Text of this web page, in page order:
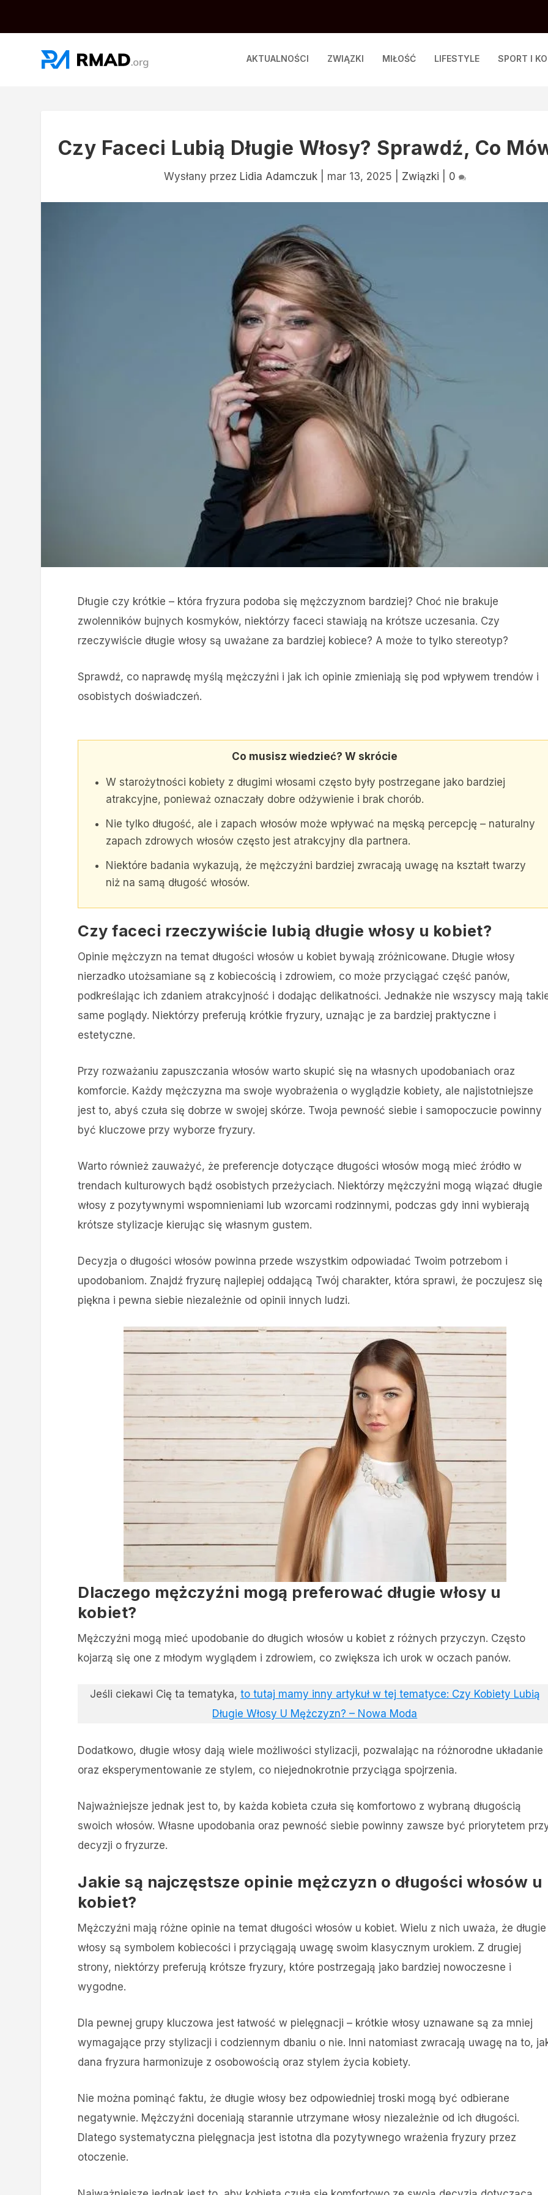
AKTUALNOŚCI ZWIĄZKI MIŁOŚĆ LIFESTYLE SPORT I
Czy Faceci Lubią Długie Włosy? Sprawdź, Co
Wysłany przez Lidia Adamczuk| mar 13, 2025 Związki 0
Długie czy krótkie – która fryzura podoba się mężczyznom bardziej? Choć nie brakuje
zwolenników bujnych kosmyków, niektórzy faceci stawiają na krótsze uczesania. Czy
rzeczywiście długie włosy są uważane za bardziej kobiece? A może to tylko stereotyp?
Sprawdź, co naprawdę myślą mężczyźni i jak ich opinie zmieniają się pod wpływem trendów i
osobistych doświadczeń.
Co musisz wiedzieć? W skrócie
W starożytności kobiety z długimi włosami często były postrzegane jako bardziej
atrakcyjne, ponieważ oznaczały dobre odżywienie i brak chorób.
Nie tylko długość, ale i zapach włosów może wpływać na męską percepcję – naturalny
zapach zdrowych włosów często jest atrakcyjny dla partnera.
Niektóre badania wykazują, że mężczyźni bardziej zwracają uwagę na kształt twarzy
niż na samą długość włosów.
Czy faceci rzeczywiście lubią długie włosy u kobiet?
Opinie mężczyzn na temat długości włosów u kobiet bywają zróżnicowane. Długie włosy
nierzadko utożsamiane są z kobiecością i zdrowiem, co może przyciągać część panów,
podkreślając ich zdaniem atrakcyjność i dodając delikatności. Jednakże nie wszyscy mają
same poglądy. Niektórzy preferują krótkie fryzury, uznając je za bardziej praktyczne i
estetyczne.
Przy rozważaniu zapuszczania włosów warto skupić się na własnych upodobaniach oraz
komforcie. Każdy mężczyzna ma swoje wyobrażenia o wyglądzie kobiety, ale najistotniejsze
jest to, abyś czuła się dobrze w swojej skórze. Twoja pewność siebie i samopoczucie powinny
być kluczowe przy wyborze fryzury.
Warto również zauważyć, że preferencje dotyczące długości włosów mogą mieć źródło w
trendach kulturowych bądź osobistych przeżyciach. Niektórzy mężczyźni mogą wiązać długie
włosy z pozytywnymi wspomnieniami lub wzorcami rodzinnymi, podczas gdy inni wybierają
krótsze stylizacje kierując się własnym gustem.
Decyzja o długości włosów powinna przede wszystkim odpowiadać Twoim potrzebom i
upodobaniom. Znajdź fryzurę najlepiej oddającą Twój charakter, która sprawi, że poczujesz się
piękna i pewna siebie niezależnie od opinii innych ludzi.
Dlaczego mężczyźni mogą preferować długie włosy u
kobiet?
Mężczyźni mogą mieć upodobanie do długich włosów u kobiet z różnych przyczyn. Często
kojarzą się one z młodym wyglądem i zdrowiem, co zwiększa ich urok w oczach panów.
Jeśli ciekawi Cię ta tematyka, to tutaj mamy inny artykuł w tej tematyce: Czy Kobiety Lubią
Długie Włosy U Mężczyzn? – Nowa Moda
Dodatkowo, długie włosy dają wiele możliwości stylizacji, pozwalając na różnorodne układanie
oraz eksperymentowanie ze stylem, co niejednokrotnie przyciąga spojrzenia.
Najważniejsze jednak jest to, by każda kobieta czuła się komfortowo z wybraną długością
swoich włosów. Własne upodobania oraz pewność siebie powinny zawsze być priorytetem
decyzji o fryzurze.
Jakie są najczęstsze opinie mężczyzn o długości włosów u
kobiet?
Mężczyźni mają różne opinie na temat długości włosów u kobiet. Wielu z nich uważa, że długie
włosy są symbolem kobiecości i przyciągają uwagę swoim klasycznym urokiem. Z drugiej
strony, niektórzy preferują krótsze fryzury, które postrzegają jako bardziej nowoczesne i
wygodne.
Dla pewnej grupy kluczowa jest łatwość w pielęgnacji – krótkie włosy uznawane są za mniej
wymagające przy stylizacji i codziennym dbaniu o nie. Inni natomiast zwracają uwagę na to,
dana fryzura harmonizuje z osobowością oraz stylem życia kobiety.
Nie można pominąć faktu, że długie włosy bez odpowiedniej troski mogą być odbierane
negatywnie. Mężczyźni doceniają starannie utrzymane włosy niezależnie od ich długości.
Dlatego systematyczna pielęgnacja jest istotna dla pozytywnego wrażenia fryzury przez
otoczenie.